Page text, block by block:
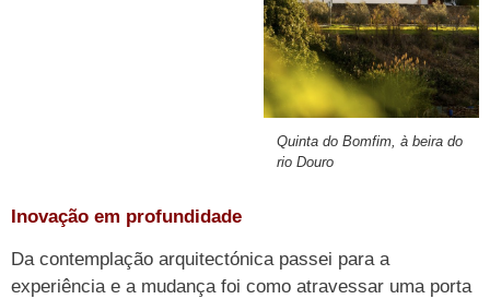
Quinta do Bomfim, à beira do
rio Douro
Inovação em profundidade
Da contemplação arquitectónica passei para a
experiência e a mudança foi como atravessar uma porta